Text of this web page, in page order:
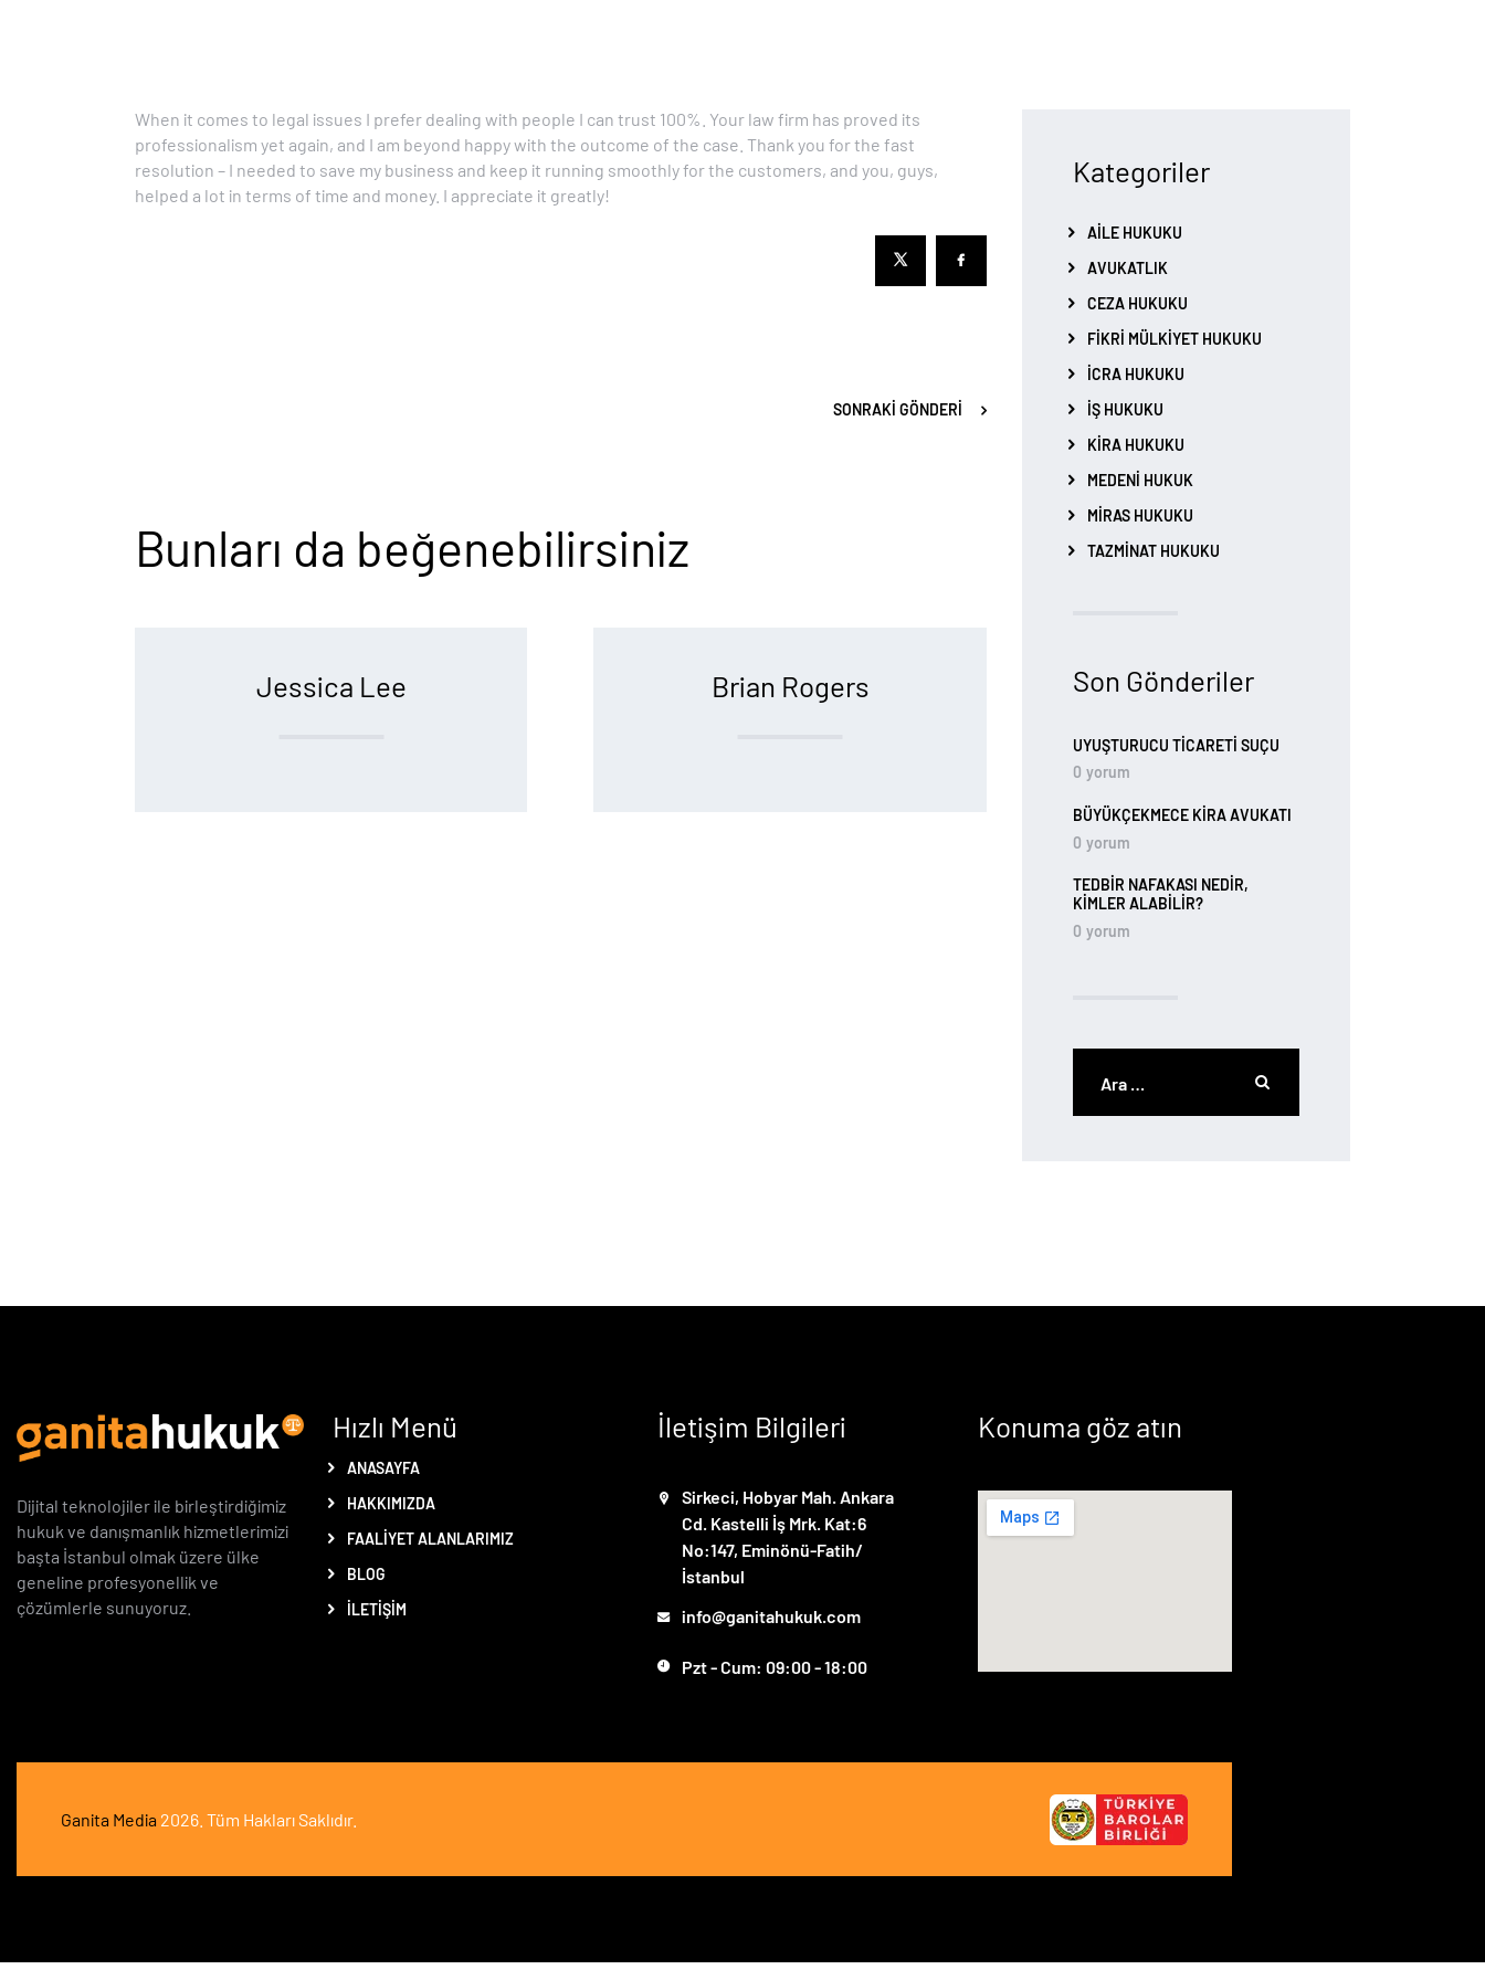
When it comes to legal issues I prefer dealing with people I can trust 100%. Your law firm has proved its
professionalism yet again, and I am beyond happy with the outcome of the case. Thank you for the fast
resolution – I needed to save my business and keep it running smoothly for the customers, and you, guys,
helped a lot in terms of time and money. I appreciate it greatly!
SONRAKI GÖNDERI
Bunları da beğenebilirsiniz
Jessica Lee Brian Rogers
Kategoriler
AILE HUKUKU
AVUKATLIK
CEZA HUKUKU
FIKRI MÜLKIYET HUKUKU
İCRA HUKUKU
İŞ HUKUKU
KIRA HUKUKU
MEDENI HUKUK
MIRAS HUKUKU
TAZMINAT HUKUKU
Son Gönderiler
UYUŞTURUCU TİCARETİ SUÇU
0 yorum
BÜYÜKÇEKMECE KIRA AVUKATI
0 yorum
TEDBIR NAFAKASI NEDIR,
KIMLER ALABILIR?
0 yorum
Dijital teknolojiler ile birleştirdiğimiz
hukuk ve danışmanlık hizmetlerimizi
başta İstanbul olmak üzere ülke
geneline profesyonellik ve
çözümlerle sunuyoruz.
Hızlı Menü
ANASAYFA
HAKKIMIZDA
FAALIYET ALANLARIMIZ
BLOG
İLETIŞIM
İletişim Bilgileri
Sirkeci, Hobyar Mah. Ankara
Cd. Kastelli İş Mrk. Kat:6
No:147, Eminönü-Fatih/
İstanbul
info@ganitahukuk.com
Pzt - Cum: 09:00 - 18:00
Konuma göz atın
Ganita Media 2026. Tüm Hakları Saklıdır.